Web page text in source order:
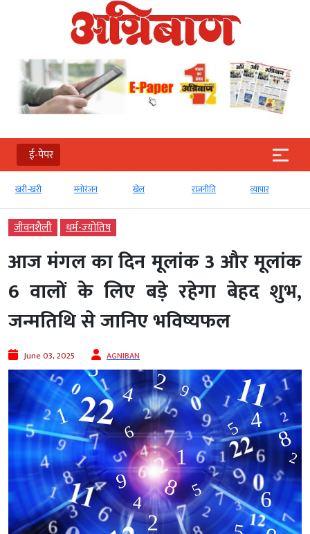
ई-पेपर
खरी-खरी मनोरंजन खेल राजनीति व्‍यापार
जीवनशैली धर्म-ज्‍योतिष
आज मंगल का दिन मूलांक 3 और मूलांक
6 वालों के लिए बड़े रहेगा बेहद शुभ,
जन्मतिथि से जानिए भविष्यफल
June 03, 2025 AGNIBAN